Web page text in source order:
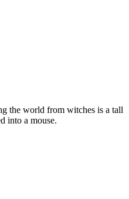
the world from witches is a tall
into a mouse.